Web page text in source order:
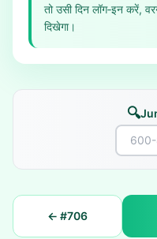
तो उसी दिन लॉग‑इन करें,
दिखेगा।
🔍
← #706